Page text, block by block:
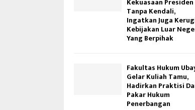
Tanpa Kendali,
Ingatkan Juga
Kebijakan Luar
Yang Berpihak
Fakultas Hukum
Gelar Kuliah Tamu,
Hadirkan Praktisi
Pakar Hukum
Penerbangan